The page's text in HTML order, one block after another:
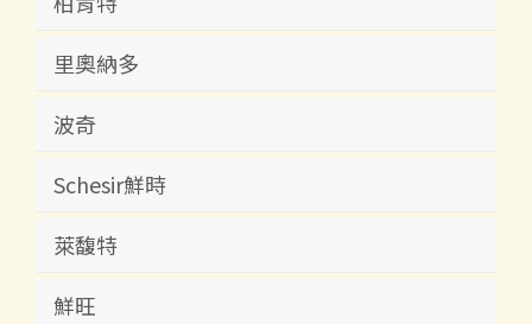
里奧納多
波奇
Schesir鮮時
萊馥特
鮮旺